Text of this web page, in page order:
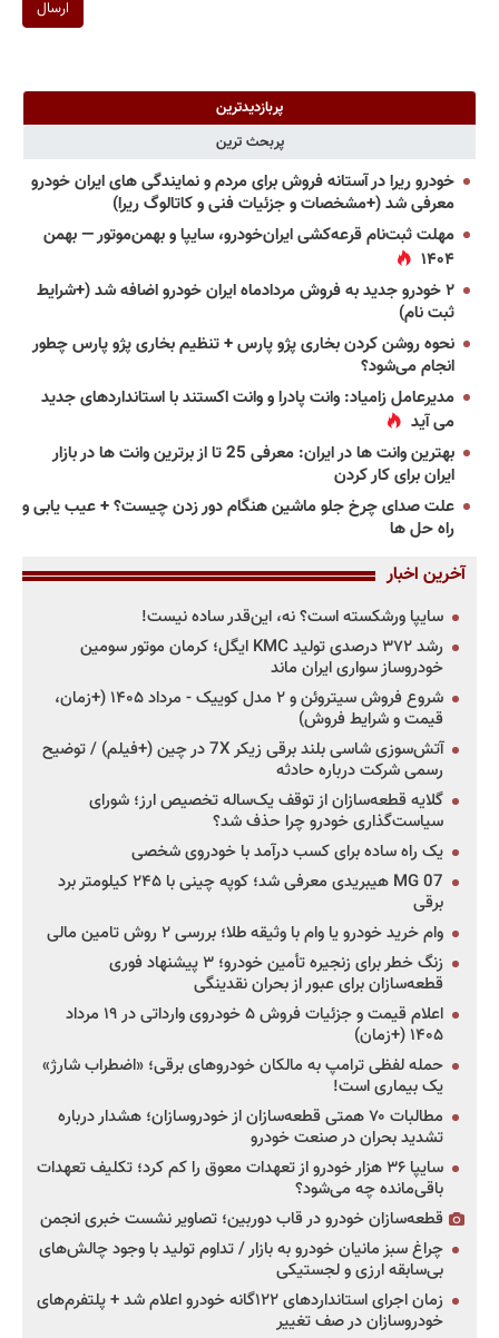
ارسال
پربازدیدترین
پربحث ترین
خودرو ریرا در آستانه فروش برای مردم و نمایندگی های ایران خودرو
معرفی شد (+مشخصات و جزئیات فنی و کاتالوگ ریرا)
مهلت ثبت‌نام قرعه‌کشی ایران‌خودرو، سایپا و بهمن‌موتور — بهمن
۱۴۰۴
۲ خودرو جدید به فروش مردادماه ایران خودرو اضافه شد (+شرایط
ثبت نام)
نحوه روشن کردن بخاری پژو پارس + تنظیم بخاری پژو پارس چطور
انجام می‌شود؟
مدیرعامل زامیاد: وانت پادرا و وانت اکستند با استانداردهای جدید
می آید
بهترین وانت ها در ایران: معرفی 25 تا از برترین وانت ها در بازار
ایران برای کار کردن
علت صدای چرخ جلو ماشین هنگام دور زدن چیست؟ + عیب یابی و
راه حل ها
آخرین اخبار
سایپا ورشکسته است؟ نه، این‌قدر ساده نیست!
رشد ۳۷۲ درصدی تولید KMC ایگل؛ کرمان موتور سومین
خودروساز سواری ایران ماند
شروع فروش سیتروئن و ۲ مدل کوییک - مرداد ۱۴۰۵ (+زمان،
قیمت و شرایط فروش)
آتش‌سوزی شاسی بلند برقی زیکر 7X در چین (+فیلم) / توضیح
رسمی شرکت درباره حادثه
گلایه قطعه‌سازان از توقف یک‌ساله تخصیص ارز؛ شورای
سیاست‌گذاری خودرو چرا حذف شد؟
یک راه ساده برای کسب درآمد با خودروی شخصی
MG 07 هیبریدی معرفی شد؛ کوپه چینی با ۲۴۵ کیلومتر برد
برقی
وام خرید خودرو یا وام با وثیقه طلا؛ بررسی ۲ روش تامین مالی
زنگ خطر برای زنجیره تأمین خودرو؛ ۳ پیشنهاد فوری
قطعه‌سازان برای عبور از بحران نقدینگی
اعلام قیمت و جزئیات فروش ۵ خودروی وارداتی در ۱۹ مرداد
۱۴۰۵ (+زمان)
حمله لفظی ترامپ به مالکان خودروهای برقی؛ «اضطراب شارژ»
یک بیماری است!
مطالبات ۷۰ همتی قطعه‌سازان از خودروسازان؛ هشدار درباره
تشدید بحران در صنعت خودرو
سایپا ۳۶ هزار خودرو از تعهدات معوق را کم کرد؛ تکلیف تعهدات
باقی‌مانده چه می‌شود؟
قطعه‌سازان خودرو در قاب دوربین؛ تصاویر نشست خبری انجمن
چراغ سبز مانیان خودرو به بازار / تداوم تولید با وجود چالش‌های
بی‌سابقه ارزی و لجستیکی
زمان اجرای استانداردهای ۱۲۲گانه خودرو اعلام شد + پلتفرم‌های
خودروسازان در صف تغییر